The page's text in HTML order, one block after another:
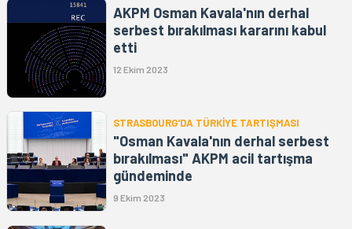
AKPM Osman Kavala'nın derhal
serbest bırakılması kararını kabul
etti
12 Ekim 2023
STRASBOURG'DA TÜRKİYE TARTIŞMASI
"Osman Kavala'nın derhal serbest
bırakılması" AKPM acil tartışma
gündeminde
9 Ekim 2023